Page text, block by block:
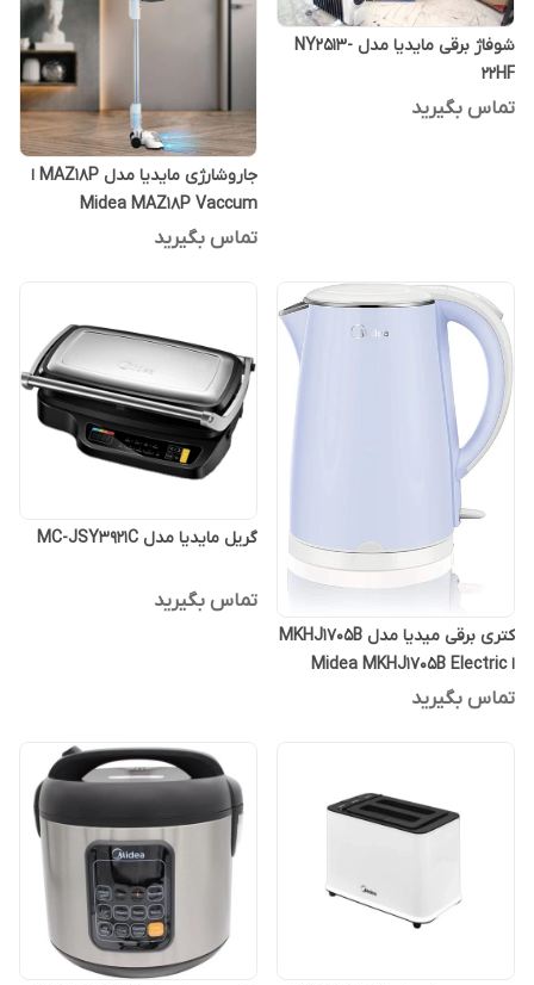
شوفاژ برقی مایدیا مدل NY2513-
22HF
تماس بگیرید
جاروشارژی مایدیا مدل MAZ18P ا
Midea MAZ18P Vaccum
Cleaner
تماس بگیرید
کتری برقی میدیا مدل MKHJ1705B
ا Midea MKHJ1705B Electric
Kettle
تماس بگیرید
گریل مایدیا مدل MC-JSY3921C
تماس بگیرید